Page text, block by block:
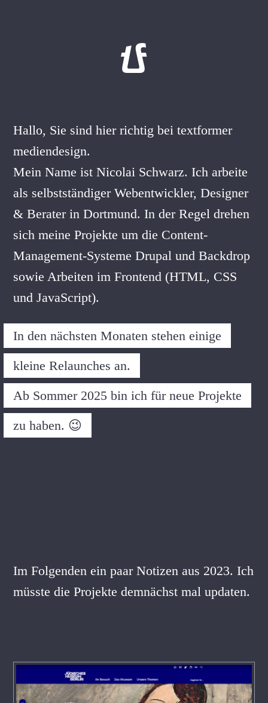
Hallo, Sie sind hier richtig bei textformer
mediendesign.
Mein Name ist Nicolai Schwarz. Ich arbeite
als selbstständiger Webentwickler, Designer
& Berater in Dortmund. In der Regel drehen
sich meine Projekte um die Content-
Management-Systeme Drupal und Backdrop
sowie Arbeiten im Frontend (HTML, CSS
und JavaScript).
In den nächsten Monaten stehen einige
kleine Relaunches an.
Ab Sommer 2025 bin ich für neue Projekte
zu haben. 😉
Im Folgenden ein paar Notizen aus 2023. Ich
müsste die Projekte demnächst mal updaten.